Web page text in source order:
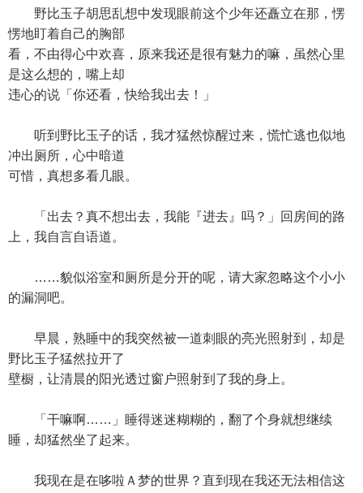
野比玉子胡思乱想中发现眼前这个少年还矗立在那，愣
愣地盯着自己的胸部
看，不由得心中欢喜，原来我还是很有魅力的嘛，虽然心里
是这么想的，嘴上却
违心的说「你还看，快给我出去！」
听到野比玉子的话，我才猛然惊醒过来，慌忙逃也似地
冲出厕所，心中暗道
可惜，真想多看几眼。
「出去？真不想出去，我能『进去』吗？」回房间的路
上，我自言自语道。
……貌似浴室和厕所是分开的呢，请大家忽略这个小小
的漏洞吧。
早晨，熟睡中的我突然被一道刺眼的亮光照射到，却是
野比玉子猛然拉开了
壁橱，让清晨的阳光透过窗户照射到了我的身上。
「干嘛啊……」睡得迷迷糊糊的，翻了个身就想继续
睡，却猛然坐了起来。
我现在是在哆啦Ａ梦的世界？直到现在我还无法相信这